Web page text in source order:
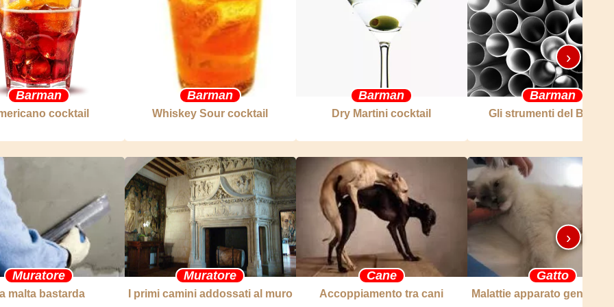
Barman
cocktail
Barman
Whiskey Sour cocktail
Barman
Dry Martini cocktail
Barman
Gli strumenti del
›
Muratore
malta bastarda
Muratore
I primi camini addossati al muro
Cane
Accoppiamento tra cani
Gatto
Malattie apparato genitale
›